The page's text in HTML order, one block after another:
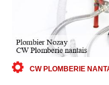
CW PLOMBERIE